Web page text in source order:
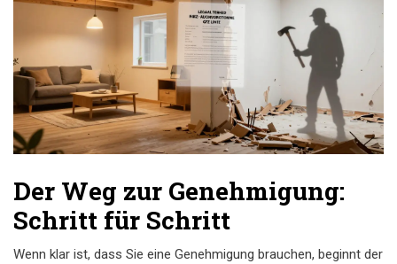
Der Weg zur Genehmigung:
Schritt für Schritt
Wenn klar ist, dass Sie eine Genehmigung brauchen, beginnt der